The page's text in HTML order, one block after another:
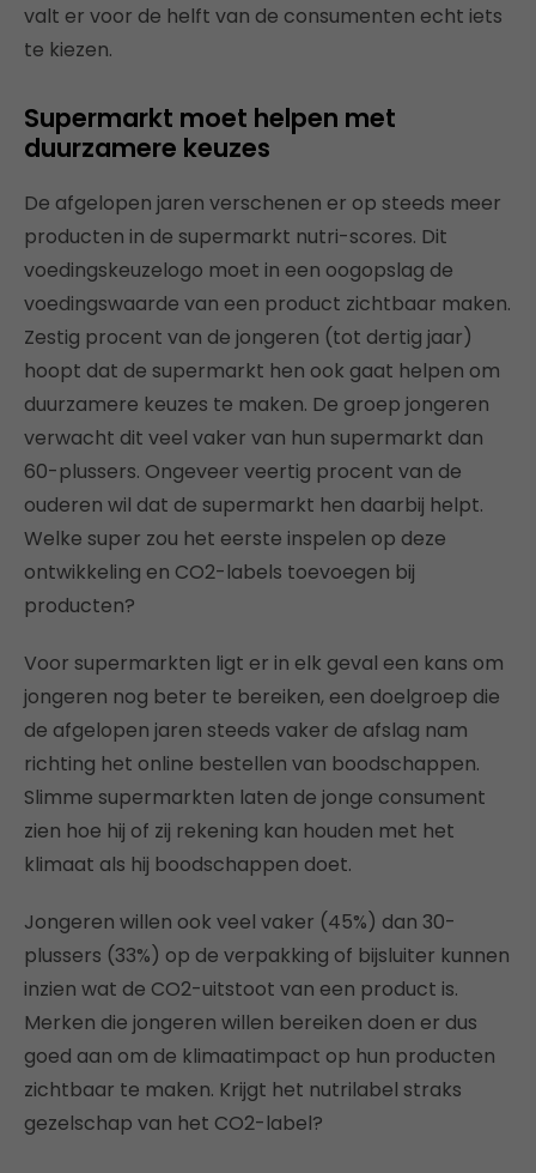
valt er voor de helft van de consumenten echt iets
te kiezen.
Supermarkt moet helpen met
duurzamere keuzes
De afgelopen jaren verschenen er op steeds meer
producten in de supermarkt nutri-scores. Dit
voedingskeuzelogo moet in een oogopslag de
voedingswaarde van een product zichtbaar maken.
Zestig procent van de jongeren (tot dertig jaar)
hoopt dat de supermarkt hen ook gaat helpen om
duurzamere keuzes te maken. De groep jongeren
verwacht dit veel vaker van hun supermarkt dan
60-plussers. Ongeveer veertig procent van de
ouderen wil dat de supermarkt hen daarbij helpt.
Welke super zou het eerste inspelen op deze
ontwikkeling en CO2-labels toevoegen bij
producten?
Voor supermarkten ligt er in elk geval een kans om
jongeren nog beter te bereiken, een doelgroep die
de afgelopen jaren steeds vaker de afslag nam
richting het online bestellen van boodschappen.
Slimme supermarkten laten de jonge consument
zien hoe hij of zij rekening kan houden met het
klimaat als hij boodschappen doet.
Jongeren willen ook veel vaker (45%) dan 30-
plussers (33%) op de verpakking of bijsluiter kunnen
inzien wat de CO2-uitstoot van een product is.
Merken die jongeren willen bereiken doen er dus
goed aan om de klimaatimpact op hun producten
zichtbaar te maken. Krijgt het nutrilabel straks
gezelschap van het CO2-label?